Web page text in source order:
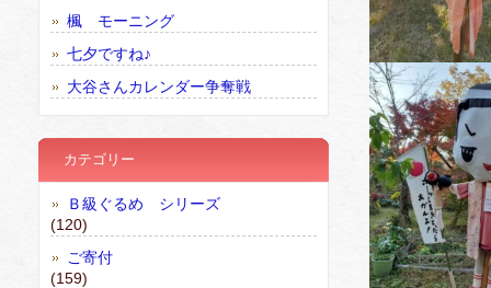
楓 モーニング
七夕ですね♪
大谷さんカレンダー争奪戦
カテゴリー
Ｂ級ぐるめ シリーズ
(120)
ご寄付
(159)